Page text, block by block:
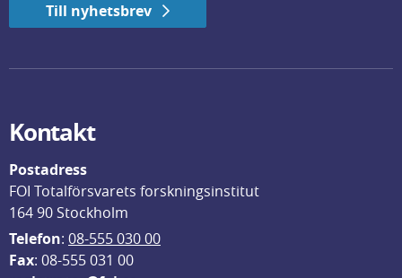
Till nyhetsbrev
Kontakt
Postadress
FOI Totalförsvarets forskningsinstitut
164 90 Stockholm
Telefon: 08-555 030 00
Fax: 08-555 031 00